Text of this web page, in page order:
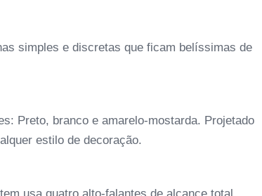
simples e discretas que ficam belíssimas de
Preto, branco e amarelo-mostarda. Projetado
estilo de decoração.